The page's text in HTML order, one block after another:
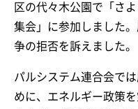
区の代々木公園で「さ
集会」に参加しました
争の拒否を訴えました。
パルシステム連合会で
めに、エネルギー政策